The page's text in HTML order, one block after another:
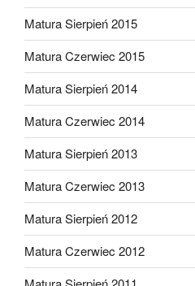
Matura Sierpień 2015
Matura Czerwiec 2015
Matura Sierpień 2014
Matura Czerwiec 2014
Matura Sierpień 2013
Matura Czerwiec 2013
Matura Sierpień 2012
Matura Czerwiec 2012